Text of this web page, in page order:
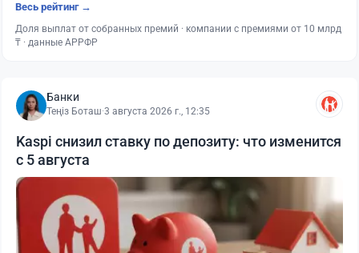
Весь рейтинг →
Доля выплат от собранных премий · компании с премиями от 10 млрд
₸ · данные АРРФР
Банки
Теңіз Боташ·3 августа 2026 г., 12:35
Kaspi снизил ставку по депозиту: что изменится
с 5 августа